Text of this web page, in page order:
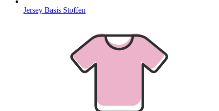
Jersey Basis Stoffen